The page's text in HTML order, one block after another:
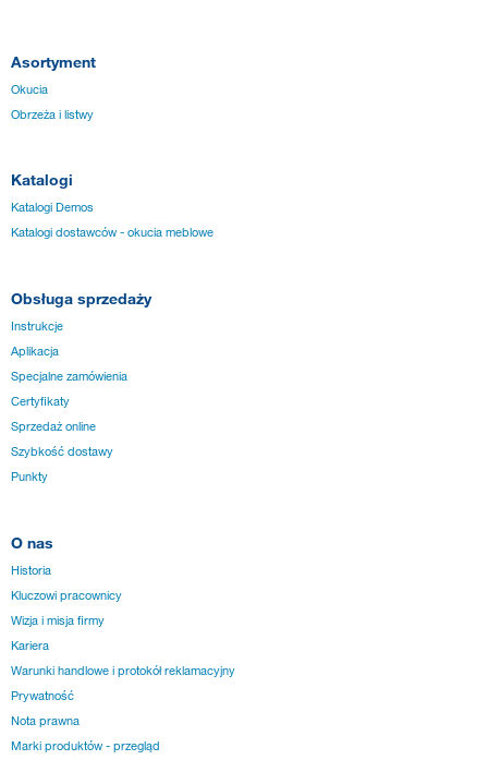
Asortyment
Okucia
Obrzeża i listwy
Katalogi
Katalogi Demos
Katalogi dostawców - okucia meblowe
Obsługa sprzedaży
Instrukcje
Aplikacja
Specjalne zamówienia
Certyfikaty
Sprzedaż online
Szybkość dostawy
Punkty
O nas
Historia
Kluczowi pracownicy
Wizja i misja firmy
Kariera
Warunki handlowe i protokół reklamacyjny
Prywatność
Nota prawna
Marki produktów - przegląd